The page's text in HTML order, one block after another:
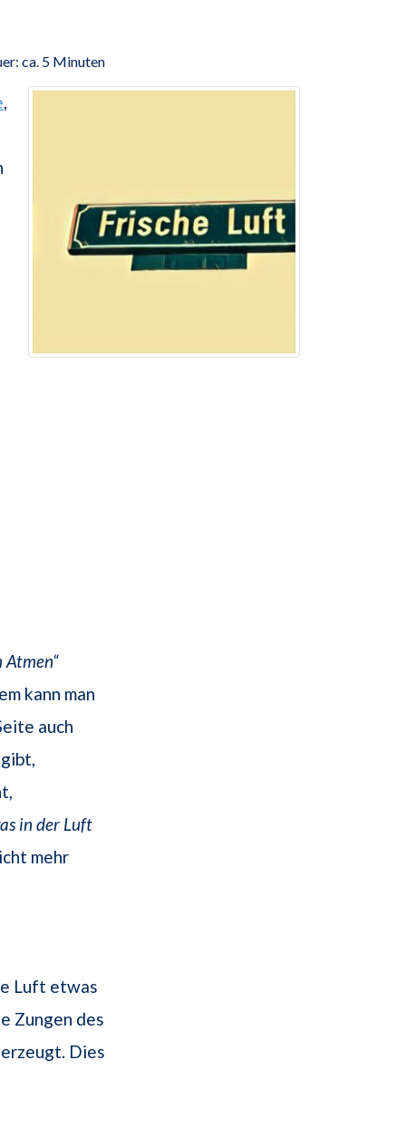
ca. 5 Minuten
,
Atmen“
kann man
auch
in der Luft
mehr
Luft etwas
Zungen des
Dies